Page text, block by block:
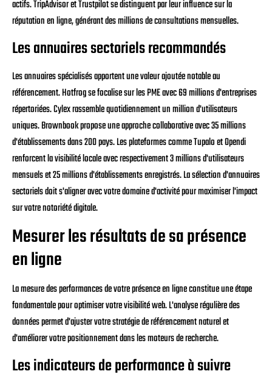
actifs. TripAdvisor et Trustpilot se distinguent par leur influence sur la
réputation en ligne, générant des millions de consultations mensuelles.
Les annuaires sectoriels recommandés
Les annuaires spécialisés apportent une valeur ajoutée notable au
référencement. Hotfrog se focalise sur les PME avec 69 millions d'entreprises
répertoriées. Cylex rassemble quotidiennement un million d'utilisateurs
uniques. Brownbook propose une approche collaborative avec 35 millions
d'établissements dans 200 pays. Les plateformes comme Tupalo et Opendi
renforcent la visibilité locale avec respectivement 3 millions d'utilisateurs
mensuels et 25 millions d'établissements enregistrés. La sélection d'annuaires
sectoriels doit s'aligner avec votre domaine d'activité pour maximiser l'impact
sur votre notoriété digitale.
Mesurer les résultats de sa présence
en ligne
La mesure des performances de votre présence en ligne constitue une étape
fondamentale pour optimiser votre visibilité web. L'analyse régulière des
données permet d'ajuster votre stratégie de référencement naturel et
d'améliorer votre positionnement dans les moteurs de recherche.
Les indicateurs de performance à suivre